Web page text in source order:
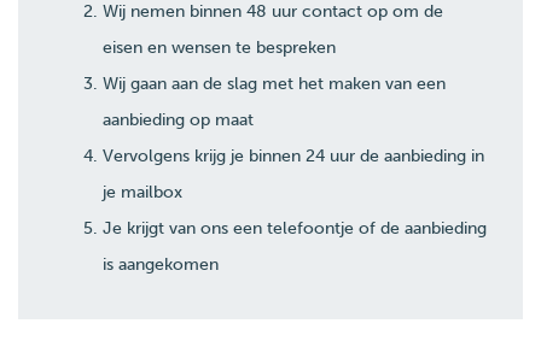
Wij nemen binnen 48 uur contact op om de
eisen en wensen te bespreken
Wij gaan aan de slag met het maken van een
aanbieding op maat
Vervolgens krijg je binnen 24 uur de aanbieding in
je mailbox
Je krijgt van ons een telefoontje of de aanbieding
is aangekomen